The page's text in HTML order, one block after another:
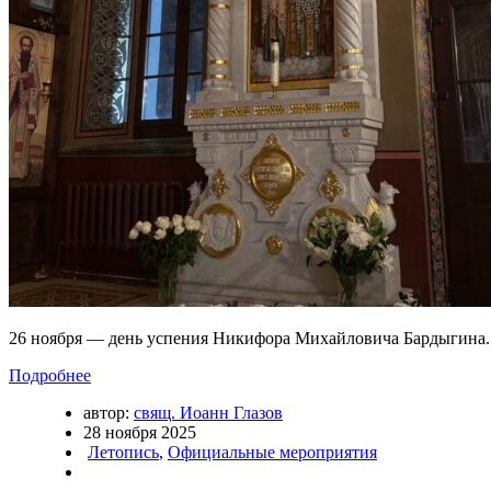
26 ноября — день успения Никифора Михайловича
Подробнее
автор: свящ. Иоанн Глазов
28 ноября 2025
Летопись, Официальные мероприятия